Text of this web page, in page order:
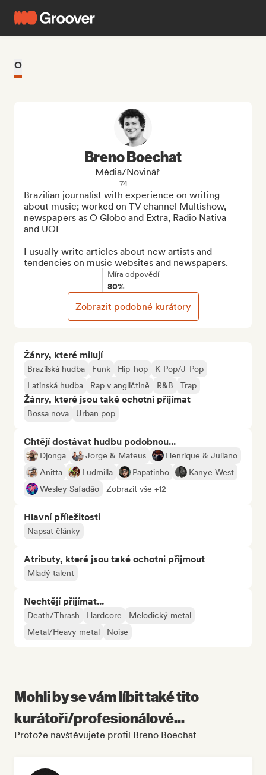
O
Žánry, které milují
Brazilská hudba Funk Hip-hop
K-Pop/J-Pop
Latinská hudba
Rap v angličtině R&B Trap
Žánry, které jsou také ochotni přijímat
Bossa nova Urban pop
Chtějí dostávat hudbu podobnou...
Djonga Jorge & Mateus
Henrique & Juliano
Anitta
Ludmilla Papatinho
Kanye West
Wesley Safadão
Zobrazit vše +12
Hlavní příležitosti
Napsat články
Atributy, které jsou také ochotni přijmout
Mladý talent
Nechtějí přijímat...
Death/Thrash Hardcore
Melodický metal
Metal/Heavy metal
Noise
Breno Boechat
Média/novinář
74
Brazilian journalist with experience on writing
about music; worked on TV channel Multishow,
newspapers as O Globo and Extra, Radio Nativa
and UOL
I usually write articles about new artists and
tendencies on music websites and newspapers.
Míra odpovědí
80%
Zobrazit podobné kurátory
Mohli by se vám líbit také tito
kurátoři/profesionálové...
Protože navštěvujete profil Breno Boechat